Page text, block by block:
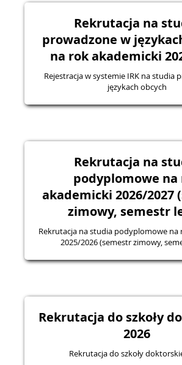
Rekrutacja na
prowadzone w
na rok akademicki
Rejestracja w systemie IRK na studia
językach obcych
Rekrutacja na
podyplomowe na
akademicki 2026/2027
zimowy, semestr
Rekrutacja na studia podyplomowe na
2025/2026 (semestr zimowy,
Rekrutacja do szkoły
2026
Rekrutacja do szkoły